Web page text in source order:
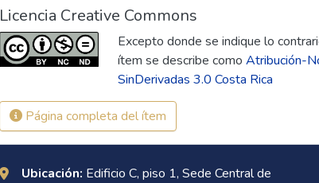
Licencia Creative Commons
Excepto donde se indique lo
ítem se describe como Atribución-
SinDerivadas 3.0 Costa Rica
Página completa del ítem
Ubicación: Edificio C, piso 1, Sede Central de